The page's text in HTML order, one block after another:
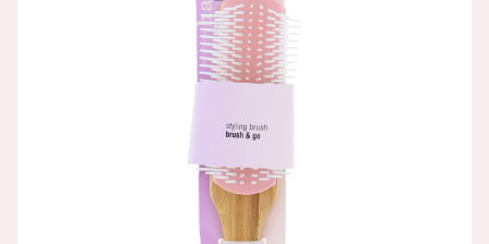
STYLING-HAARBÜRSTE AUS